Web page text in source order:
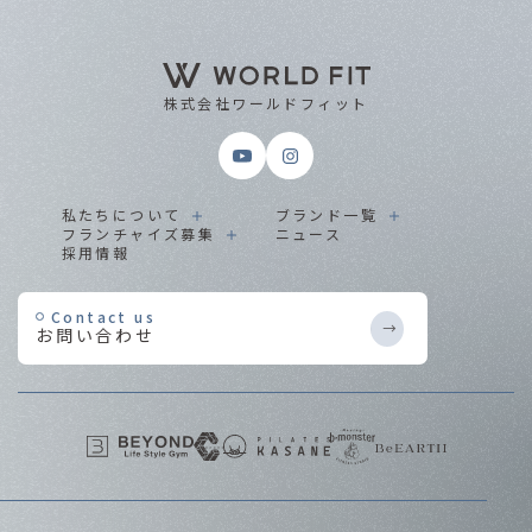
株式会社ワールドフィット
私たちについて
ブランド一覧
フランチャイズ募集
ニュース
採用情報
Contact us
お問い合わせ